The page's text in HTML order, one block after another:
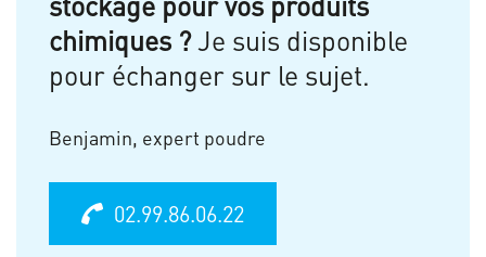
chimiques ?Je suis disponible
pour échanger sur le sujet.
Benjamin, expert poudre
02.99.86.06.22